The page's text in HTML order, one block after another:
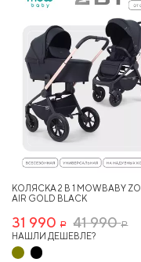
КОЛЯСКА 2 В 1 MOWBABY
AIR GOLD BLACK
31 990 Р 41 990Р
НАШЛИ ДЕШЕВЛЕ?